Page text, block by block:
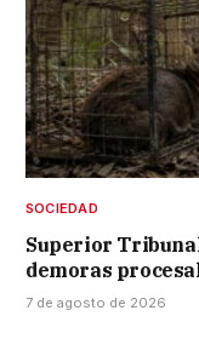
SOCIEDAD
Superior
demoras
7 de agosto de 2026